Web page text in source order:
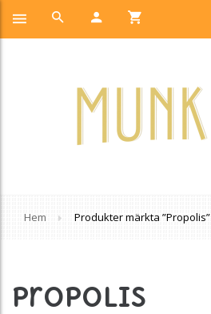
Hem Produkter märkta ”Propolis”
Propolis